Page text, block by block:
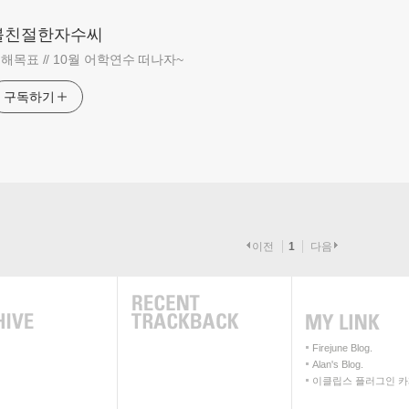
친절한자수씨
목표 // 10월 어학연수 떠나자~
구독하기
이전 1 다음
Firejune Blog.
Alan's Blog.
이클립스 플러그인